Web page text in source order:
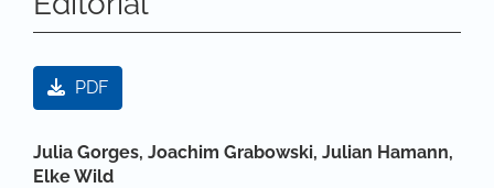
Artikel-Sidebar
PDF
Hauptsächlicher Artikelinhalt
Julia Gorges, Joachim Grabowski, Julian Hamann,
Elke Wild